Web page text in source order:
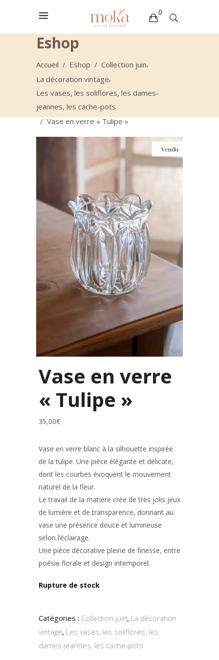
0
Votre sélection est vide
Eshop
Accueil / Eshop / Collection juin,
La décoration vintage,
Les vases, les soliflores, les dames-
jeannes, les cache-pots
/ Vase en verre « Tulipe »
Vendu
Vase en verre
« Tulipe »
35,00€
Vase en verre blanc à la silhouette inspirée
de la tulipe. Une pièce élégante et délicate,
dont les courbes évoquent le mouvement
naturel de la fleur.
Le travail de la matière crée de très jolis jeux
de lumière et de transparence, donnant au
vase une présence douce et lumineuse
selon l’éclairage.
Une pièce décorative pleine de finesse, entre
poésie florale et design intemporel.
Rupture de stock
Catégories : Collection juin, La décoration
vintage, Les vases, les soliflores, les
dames-jeannes, les cache-pots